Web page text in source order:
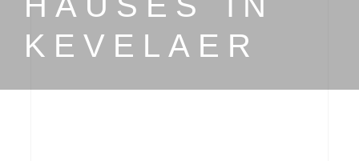
KEVELAER